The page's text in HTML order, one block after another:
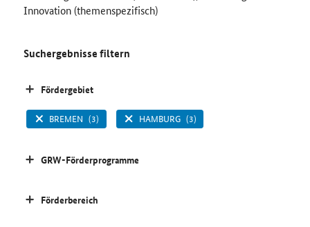
Innovation (themenspezifisch)
Suchergebnisse filtern
Fördergebiet
BREMEN (3) HAMBURG (3)
GRW-Förderprogramme
Förderbereich